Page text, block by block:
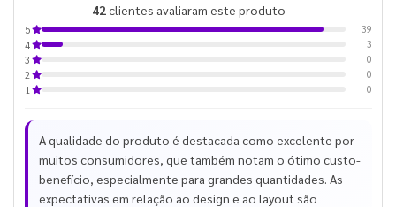
42clientes avaliaram este produto
5
39
4
3
3
0
2
0
1
0
A qualidade do produto é destacada como excelente por
muitos consumidores, que também notam o ótimo custo-
benefício, especialmente para grandes quantidades. As
expectativas em relação ao design e ao layout são